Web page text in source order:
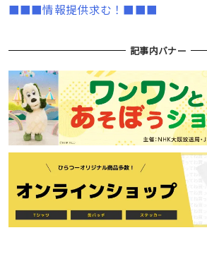
■■■情報提供求む！■■■
記事内バナー